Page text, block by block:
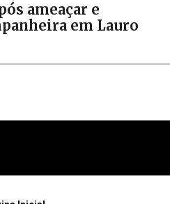
ameaçar e
em Lauro